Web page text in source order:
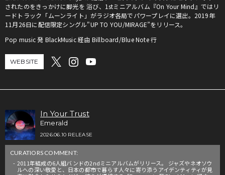
されたのをきっかけに脚光を 浴び、1stミニアルバム『On Your Mind』ではリ
ードトラック「ムーンライト」がラジオ各局でパワープレイに選出。2019年
11月26日に配信限定シングル"UP TO YOU/MIRAGE”をリリース。
Pop music 発 BlackMusic 経由 Billboard/Blue Note 行
WEBSITE
In Your Trust
Emerald
2026.06.10 RELEASE
CURATIORS COMMENT:
2011年結成の6人組バンドの2ndミニアルバムがリリース。 ジャズやネオソウ
ルへの深い敬愛と、日本の都市で暮らす人々に寄り添うアイデンティティが見